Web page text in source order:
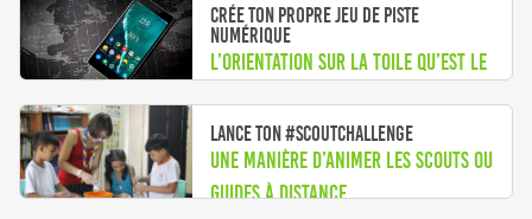
Crée ton propre jeu de piste
numérique
L’orientation sur la toile qu’est le
Lance ton #ScoutChallenge
Une manière d’animer les scouts ou
guides à distance